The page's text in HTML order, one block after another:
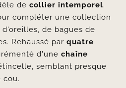
de collier intemporel.
compléter une collection
de bagues de
Rehaussé par quatre
d'une chaîne
semblant presque
cou.